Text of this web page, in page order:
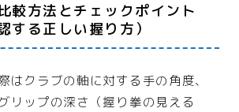
較方法とチェックポイント
する正しい握り方）
はクラブの軸に対する手の角度、
リップの深さ（握り拳の見える